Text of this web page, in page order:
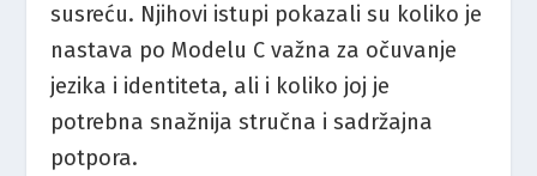
susreću. Njihovi istupi pokazali su koliko je
nastava po Modelu C važna za očuvanje
jezika i identiteta, ali i koliko joj je
potrebna snažnija stručna i sadržajna
potpora.